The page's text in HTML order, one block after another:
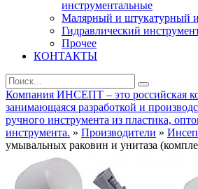
инструментальные
Малярный и штукатурный
Гидравлический
Прочее
КОНТАКТЫ
Компания ИНСЕПТ – это российская
занимающаяся разработкой и
ручного инструмента из пластика,
инструмента. » Производители »
умывальных раковин и унитаза